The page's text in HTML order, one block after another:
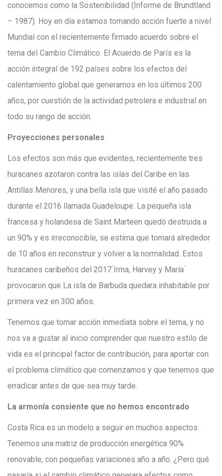
conocemos como la Sostenibilidad (Informe de Brundtland
– 1987). Hoy en día estamos tomando acción fuerte a nivel
Mundial con el recientemente firmado acuerdo sobre el
tema del Cambio Climático. El Acuerdo de París es la
acción integral de 192 países sobre los efectos del
calentamiento global que generamos en los últimos 200
años, por cuestión de la actividad petrolera e industrial en
todo su rango de acción.
Proyecciones personales
Los efectos son más que evidentes, recientemente tres
huracanes azotaron contra las islas del Caribe en las
Antillas Menores, y una bella isla que visité el año pasado
durante el 2016 llamada Guadeloupe. La pequeña isla
francesa y holandesa de Saint Marteen quedó destruida a
un 90% y es irreconocible, se estima que tomará alrededor
de 10 años en reconstruir y volver a la normalidad. Estos
huracanes caribeños del 2017 ́Irma, Harvey y María ́
provocaron que La isla de Barbuda quedara inhabitable por
primera vez en 300 años.
Tenemos que tomar acción inmediata sobre el tema, y no
nos va a gustar al inicio comprender que nuestro estilo de
vida es el principal factor de contribución, para aportar con
el problema climático que comenzamos y que tenemos que
erradicar antes de que sea muy tarde.
La armonía consiente que no hemos encontrado
Costa Rica es un modelo a seguir en muchos aspectos.
Tenemos una matriz de producción energética 90%
renovable, con pequeñas variaciones año a año. ¿Pero qué